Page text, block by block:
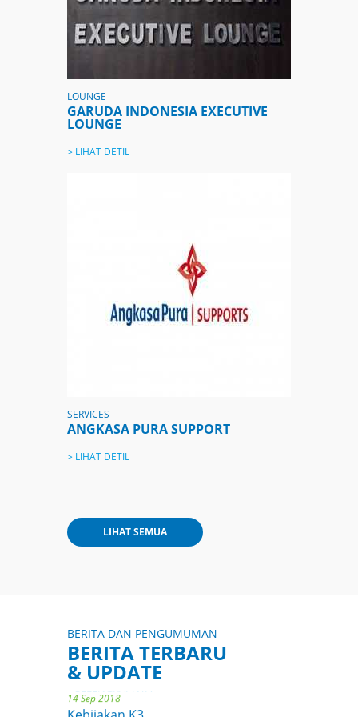
LOUNGE
GARUDA INDONESIA EXECUTIVE
LOUNGE
> LIHAT DETIL
SERVICES
ANGKASA PURA SUPPORT
> LIHAT DETIL
LIHAT SEMUA
BERITA DAN PENGUMUMAN
BERITA TERBARU
& UPDATE
Komitmen Kami Melayani Anda
> SELENGKAPNYA
> SELENGKAPNYA
14 Nov 2018
PJKP2U
14 Sep 2018
Kebijakan K3